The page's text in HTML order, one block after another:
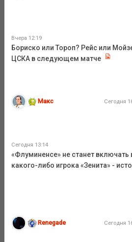
Вчера 12:19
Бориско или Тороп? Рейс или
ЦСКА в следующем матче
Макс Сегодня
Сегодня 13:14
«Флуминенсе» не станет включать
какого-либо игрока «Зенита» -
Renegade Сегодня